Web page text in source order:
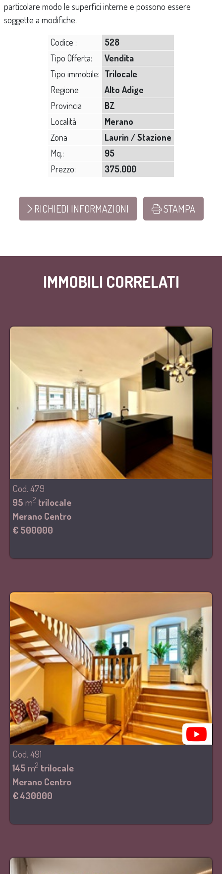
particolare modo le superfici interne e possono essere
soggette a modifiche.
Codice :
528
Tipo Offerta:
Vendita
Tipo immobile: Trilocale
Regione
Alto Adige
Provincia
BZ
Località
Merano
Zona
Laurin / Stazione
Mq.:
95
Prezzo:
375.000
RICHIEDI INFORMAZIONI STAMPA
IMMOBILI CORRELATI
Cod. 479
95 m2 trilocale
Merano Centro
€ 500000
Cod. 491
145 m2 trilocale
Merano Centro
€ 430000